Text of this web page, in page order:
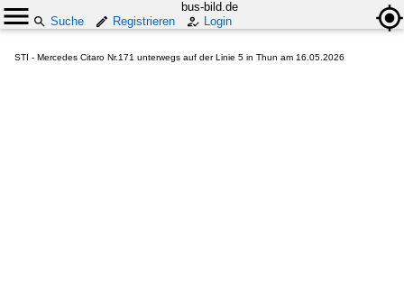
bus-bild.de
Suche
Registrieren Login
STI - Mercedes Citaro Nr.171 unterwegs auf der Linie 5 in Thun am 16.05.2026